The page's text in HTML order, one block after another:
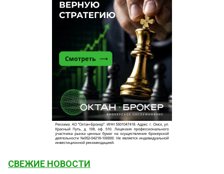
СВЕЖИЕ НОВОСТИ